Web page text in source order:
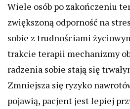
Wiele osób po zakończeniu
zwiększoną odporność na
sobie z trudnościami
trakcie terapii mechanizmy
radzenia sobie stają się
Zmniejsza się ryzyko
pojawią, pacjent jest lepiej